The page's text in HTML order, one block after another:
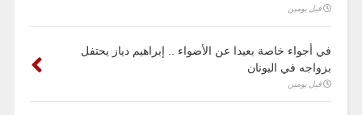
قبل يومين
في أجواء خاصة بعيدا عن الأضواء .. إبراهيم دياز يحتفل
بزواجه في اليونان
قبل يومين